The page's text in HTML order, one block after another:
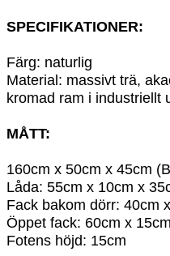
SPECIFIKATIONER:
Färg: naturlig
Material: massivt trä,
kromad ram i industriellt
MÅTT:
160cm x 50cm x 45cm
Låda: 55cm x 10cm x
Fack bakom dörr: 40cm
Öppet fack: 60cm x
Fotens höjd: 15cm